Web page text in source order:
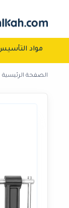
مواد
الصفحة الرئيسية